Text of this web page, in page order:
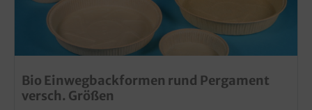
Bio Einwegbackformen rund Pergament
versch. Größen